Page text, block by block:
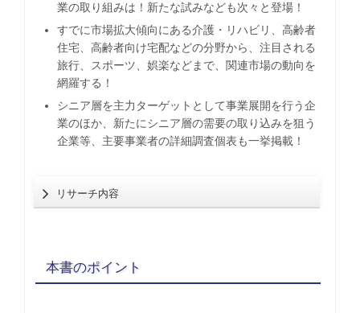
業の取り組みは！新たな試みなども次々と登場！
すでに市場拡大傾向にある介護・リハビリ、高齢者
住宅、高齢者向け宅配などの分野から、注目される
旅行、スポーツ、娯楽などまで、関連市場の動向を
網羅する！
シニア層を主力ターゲットとして事業展開を行う企
業のほか、新たにシニア層の需要の取り込みを狙う
企業等、主要事業者の詳細調査個表も一挙掲載！
リサーチ内容
本書のポイント